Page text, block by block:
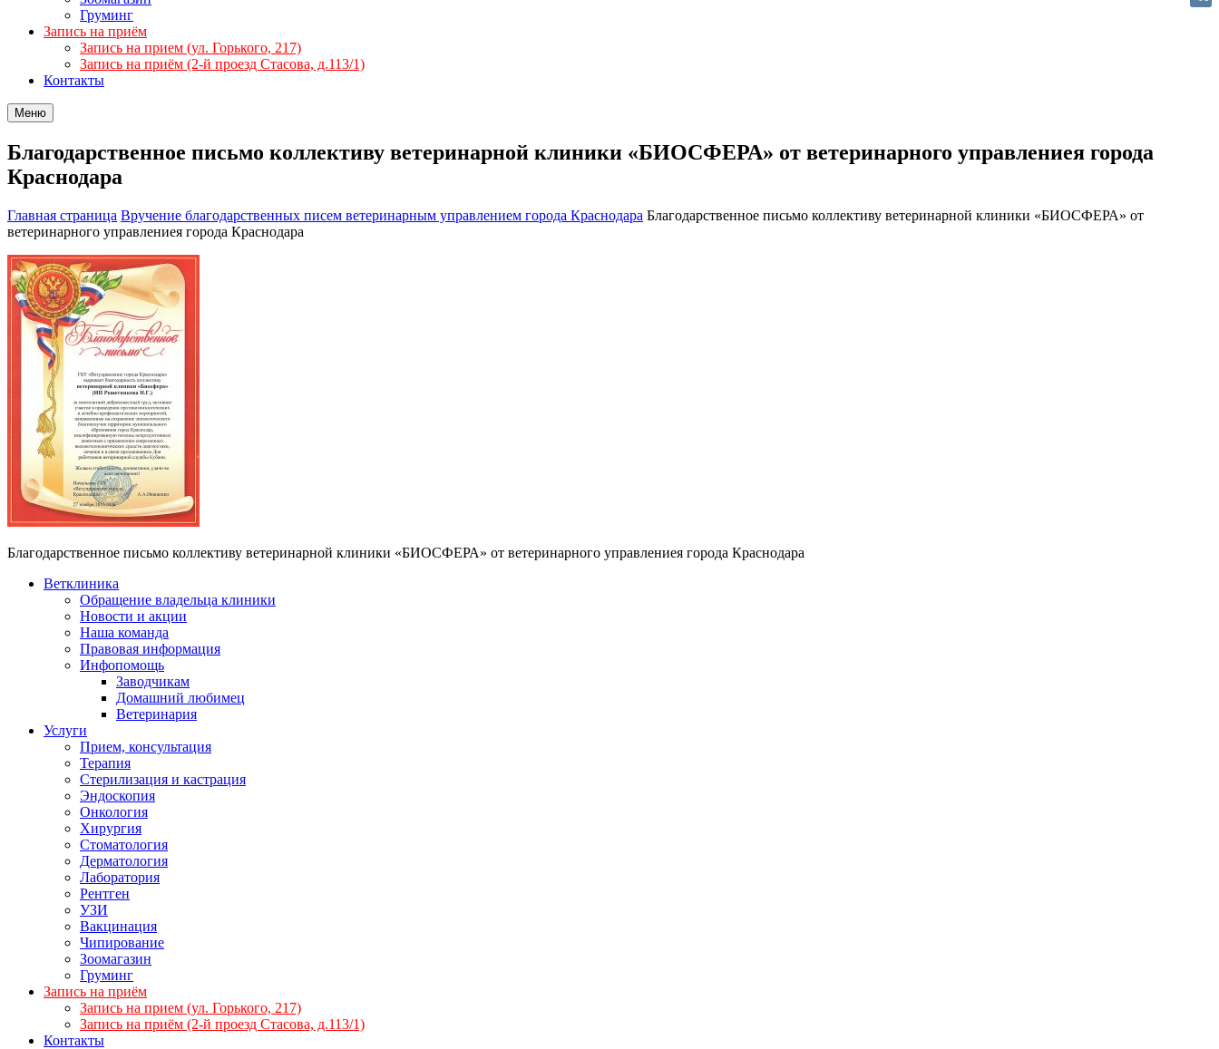
Груминг
Запись на приём
Запись на прием (ул. Горького, 217)
Запись на приём (2-й проезд Стасова, д.113/1)
Контакты
Меню
Благодарственное письмо коллективу ветеринарной клиники «БИОСФЕРА» от ветеринарного управлениея города
Краснодара
Главная страница Вручение благодарственных писем ветеринарным управлением города Краснодара Благодарственное письмо коллективу ветеринарной клиники «БИОСФЕРА» от
ветеринарного управлениея города Краснодара
Благодарственное письмо коллективу ветеринарной клиники «БИОСФЕРА» от ветеринарного управлениея города Краснодара
Ветклиника
Обращение владельца клиники
Новости и акции
Наша команда
Правовая информация
Инфопомощь
Заводчикам
Домашний любимец
Ветеринария
Услуги
Прием, консультация
Терапия
Стерилизация и кастрация
Эндоскопия
Онкология
Хирургия
Стоматология
Дерматология
Лаборатория
Рентген
УЗИ
Вакцинация
Чипирование
Зоомагазин
Груминг
Запись на приём
Запись на прием (ул. Горького, 217)
Запись на приём (2-й проезд Стасова, д.113/1)
Контакты